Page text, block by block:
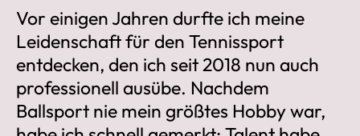
Vor einigen Jahren durfte ich meine
Leidenschaft für den Tennissport
entdecken, den ich seit 2018 nun auch
professionell ausübe. Nachdem
Ballsport nie mein größtes Hobby war,